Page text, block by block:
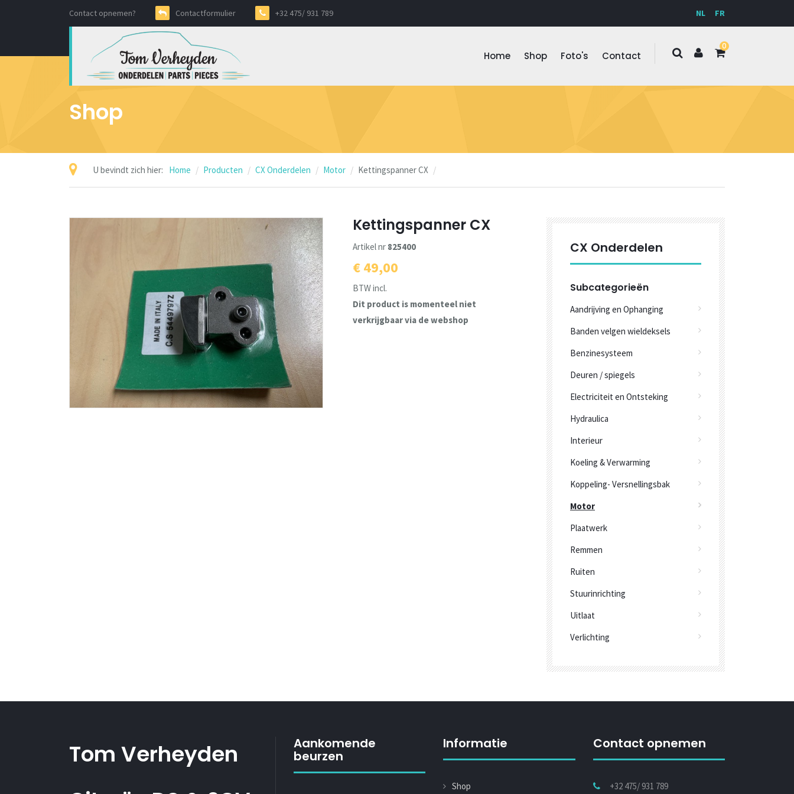
Contact opnemen? Contactformulier +32 475/ 931 789 NL FR
0
Home Shop Foto's Contact
Shop
U bevindt zich hier: Home Producten CX Onderdelen Motor Kettingspanner CX
Kettingspanner CX
Artikel nr 825400
€ 49,00
BTW incl.
Dit product is momenteel niet
verkrijgbaar via de webshop
CX Onderdelen
Subcategorieën
Aandrijving en Ophanging
Banden velgen wieldeksels
Benzinesysteem
Deuren / spiegels
Electriciteit en Ontsteking
Hydraulica
Interieur
Koeling & Verwarming
Koppeling- Versnellingsbak
Motor
Plaatwerk
Remmen
Ruiten
Stuurinrichting
Uitlaat
Verlichting
Tom Verheyden
Aankomende
beurzen
Informatie
Shop
Contact opnemen
+32 475/ 931 789